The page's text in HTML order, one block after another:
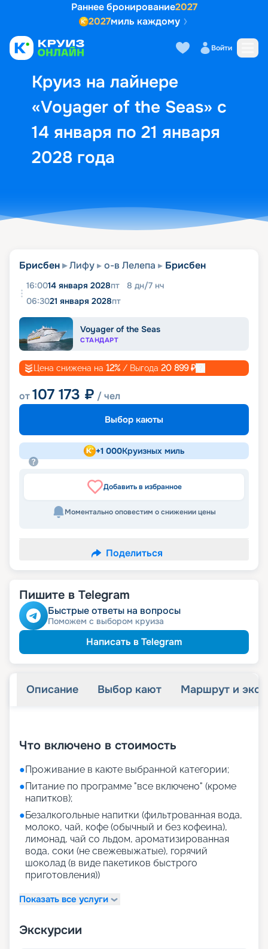
Раннее бронирование2027
2027миль каждому
Войти
Круиз на лайнере
«Voyager of the Seas» с
14 января по 21 января
2028 года
Выбор кают Маршрут и
Брисбен Лифу о-в Лелепа Брисбен
16:0014 января 2028пт 8 дн/7 нч
06:3021 января 2028пт
Voyager of the Seas
СТАНДАРТ
Цена снижена на 12% / Выгода 20 899₽
от107 173 ₽ / чел
Выбор каюты
+1 000Круизных миль
Добавить в избранное
Моментально оповестим о снижении цены
Поделиться
Пишите в Telegram
Быстрые ответы на вопросы
Поможем с выбором круиза
Написать в Telegram
Описание Выбор кают Маршрут и
Что включено в стоимость
●Проживание в каюте выбранной категории;
●Питание по программе "все включено" (кроме
напитков);
●Безалкогольные напитки (фильтрованная вода,
молоко, чай, кофе (обычный и без кофеина),
лимонад, чай со льдом, ароматизированная
вода, соки (не свежевыжатые), горячий
шоколад (в виде пакетиков быстрого
приготовления))
Показать все услуги
Экскурсии